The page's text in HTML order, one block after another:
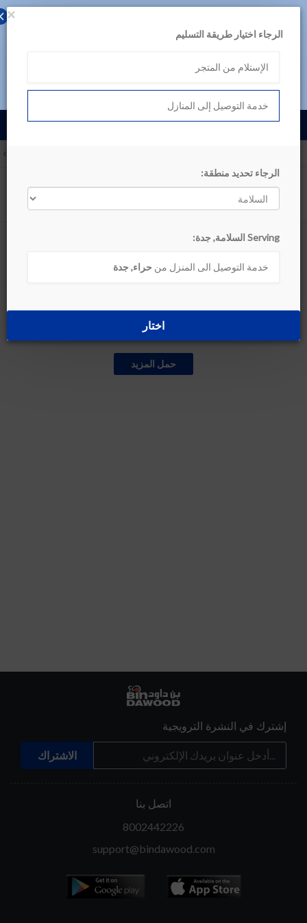
لتجربة أفضل، تصفح المنتجات عبر التطبيق
أساسيات المطبخ
ترتيب حسب
حمل المزيد
إشترك في النشرة الترويجية
اتصل بنا
8002442226
support@bindawood.com
×
الرجاء اختيار طريقة التسليم
الإستلام من المتجر
خدمة التوصيل إلى المنازل
الرجاء تحديد منطقة:
Serving السلامة, جدة:
خدمة التوصيل الى المنزل من حراء, جدة
اختار